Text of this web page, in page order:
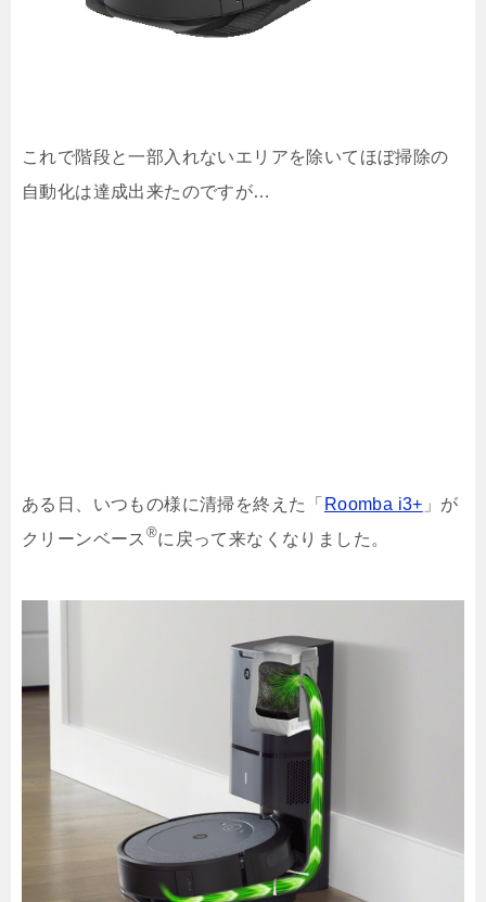
これで階段と一部入れないエリアを除いてほぼ掃除の
自動化は達成出来たのですが…
ある日、いつもの様に清掃を終えた「 Roomba i3+ 」が
クリーンベース ®に戻って来なくなりました。